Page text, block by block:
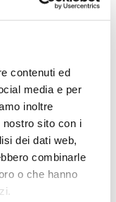
contenuti ed
media e per
inoltre
sito con i
dei dati web,
combinarle
o che hanno
la Flotilla: